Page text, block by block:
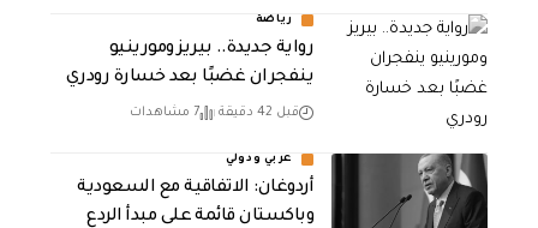
رياضة
رواية جديدة.. بيريز ومورينيو
ينفجران غضبًا بعد خسارة رودري
قبل 42 دقيقة 7 مشاهدات
عربي ودولي
أردوغان: الاتفاقية مع السعودية
وباكستان قائمة على مبدأ الردع